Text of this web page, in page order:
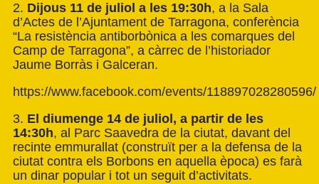
2. Dijous 11 de juliol a les 19:30h, a la Sala
d’Actes de l’Ajuntament de Tarragona, conferència
“La resistència antiborbònica a les comarques del
Camp de Tarragona”, a càrrec de l’historiador
Jaume Borràs i Galceran.
https://www.facebook.com/events/118897028280596/
3. El diumenge 14 de juliol, a partir de les
14:30h, al Parc Saavedra de la ciutat, davant del
recinte emmurallat (construït per a la defensa de la
ciutat contra els Borbons en aquella època) es farà
un dinar popular i tot un seguit d’activitats.